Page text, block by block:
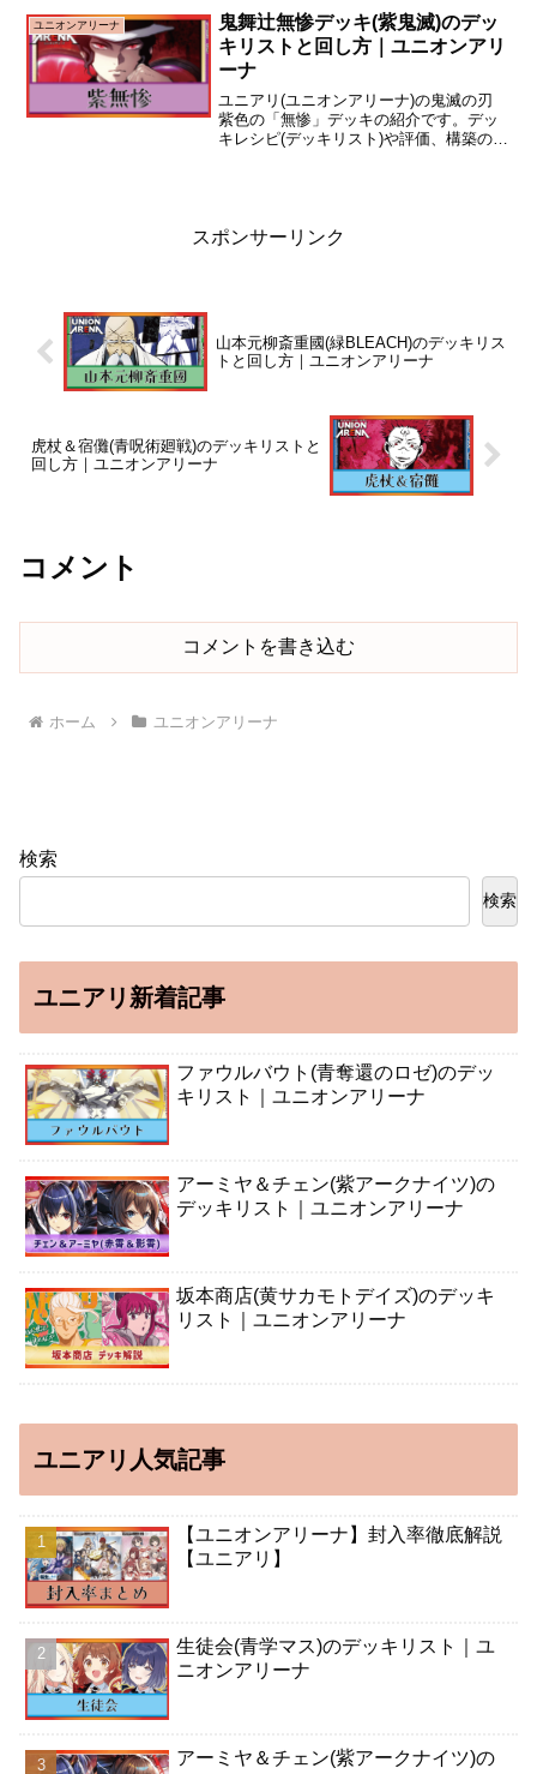
ユニオンアリーナ
鬼舞辻無惨デッキ(紫鬼滅)のデッ
キリストと回し方｜ユニオンアリ
ーナ
ユニアリ(ユニオンアリーナ)の鬼滅の刃
紫色の「無惨」デッキの紹介です。デッ
キレシピ(デッキリスト)や評価、構築のポ
スポンサーリンク
山本元柳斎重國(緑BLEACH)のデッキリス
トと回し方｜ユニオンアリーナ
虎杖＆宿儺(青呪術廻戦)のデッキリストと
回し方｜ユニオンアリーナ
コメント
コメントを書き込む
ホーム ユニオンアリーナ
検索
検索
ユニアリ新着記事
ファウルバウト(青奪還のロゼ)のデッ
キリスト｜ユニオンアリーナ
アーミヤ＆チェン(紫アークナイツ)の
デッキリスト｜ユニオンアリーナ
坂本商店(黄サカモトデイズ)のデッキ
リスト｜ユニオンアリーナ
ユニアリ人気記事
【ユニオンアリーナ】封入率徹底解説
【ユニアリ】
生徒会(青学マス)のデッキリスト｜ユ
ニオンアリーナ
アーミヤ＆チェン(紫アークナイツ)の